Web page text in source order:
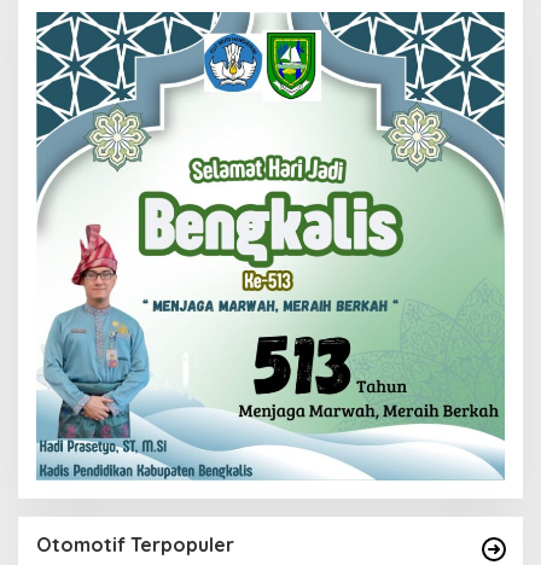
Otomotif Terpopuler